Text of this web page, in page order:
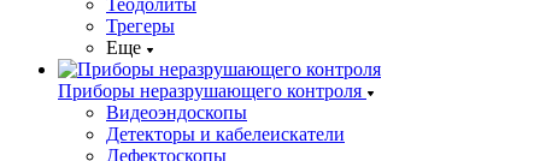
Теодолиты
Трегеры
Еще
Приборы неразрушающего контроля
Видеоэндоскопы
Детекторы и кабелеискатели
Дефектоскопы